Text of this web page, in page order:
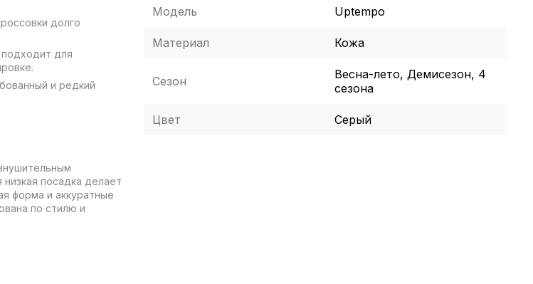
долго
для
и редкий
посадка делает
форма и аккуратные
по стилю и
Модель Uptempo
Материал Кожа
Сезон
Весна-лето, Демисезон, 4
сезона
Цвет Серый